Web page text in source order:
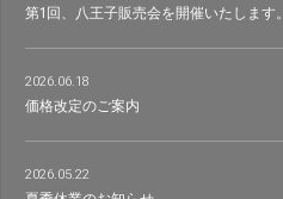
第1回、八王子販売会を開催いたします。
2026.06.18
価格改定のご案内
2026.05.22